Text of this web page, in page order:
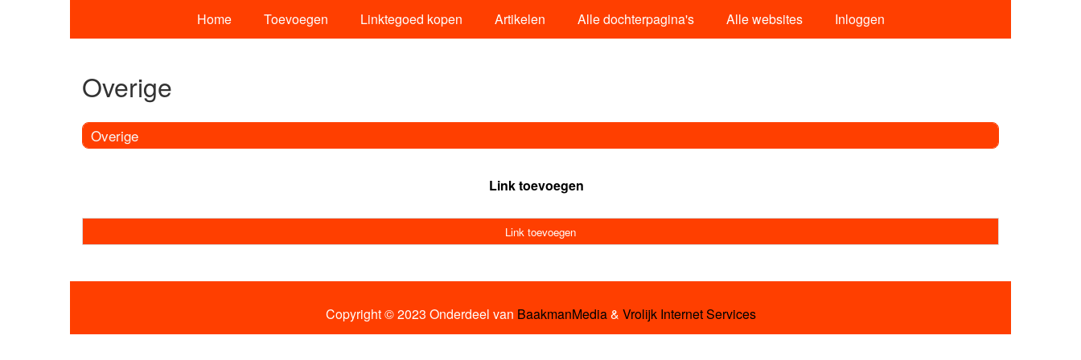
Home Toevoegen Linktegoed kopen Artikelen Alle dochterpagina's Alle websites Inloggen
Overige
Overige
Link toevoegen
Link toevoegen
Copyright © 2023 Onderdeel van BaakmanMedia& Vrolijk Internet Services